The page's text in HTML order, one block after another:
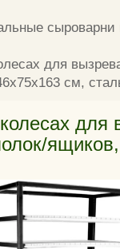
сыроварни
для
см,
для